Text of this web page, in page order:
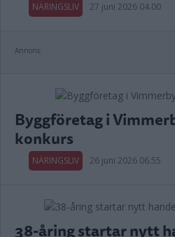
NÄRINGSLIV 27 juni 2026 04.00
Annons:
Byggföretag i
konkurs
NÄRINGSLIV 26 juni 2026 06.55
38-åring startar nytt